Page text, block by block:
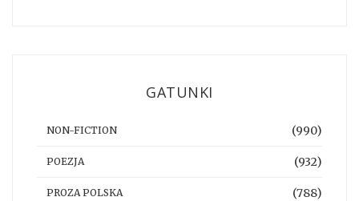
GATUNKI
NON-FICTION (990)
POEZJA (932)
PROZA POLSKA (788)